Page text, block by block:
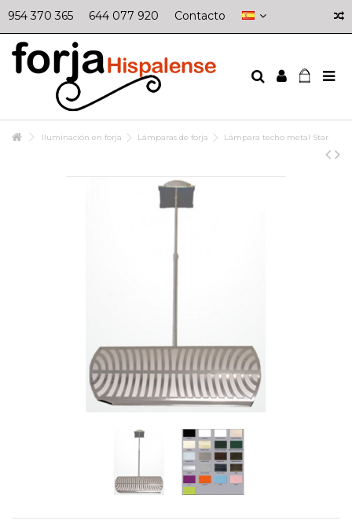
954 370 365 644 077 920 Contacto
Iluminación en forja Lámparas de forja Lámpara techo metal Star